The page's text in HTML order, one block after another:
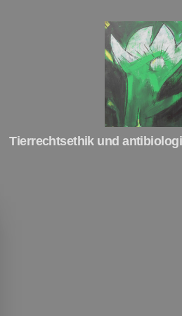
Tierrechte
Tierrechtsethik und